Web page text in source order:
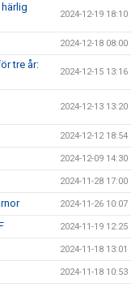
2024-12-19 18:10
2024-12-18 08:00
tre år:
2024-12-15 13:16
2024-12-13 13:20
2024-12-12 18:54
2024-12-09 14:30
2024-11-28 17:00
2024-11-26 10:07
2024-11-19 12:25
2024-11-18 13:01
2024-11-18 10:53